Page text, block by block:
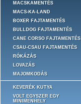
MACSKAMENTÉS
MACS-KA-LAND
BOXER FAJTAMENTÉS
BULLDOG FAJTAMENTÉS
CANE CORSO FAJTAMENTÉS
CSAU-CSAU FAJTAMENTÉS
RÓKÁZÁS
LOVAZÁS
MAJOMKODÁS
KEVERÉK KUTYA
VOLT EGYSZER EGY
MINIMENHELY